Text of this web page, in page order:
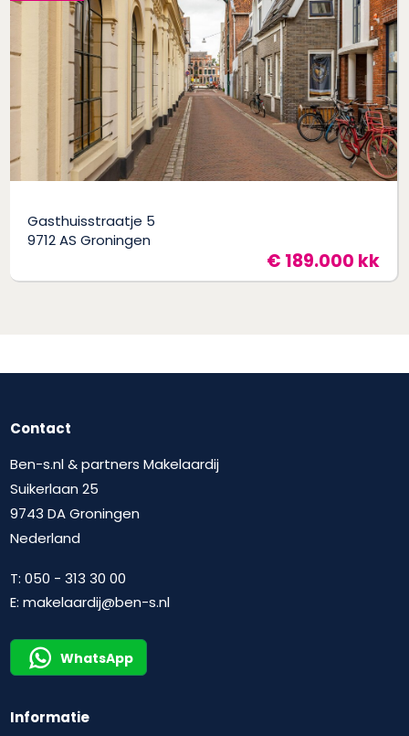
Gasthuisstraatje 5
9712 AS Groningen
€ 189.000 kk
Contact
Ben-s.nl & partners Makelaardij
Suikerlaan 25
9743 DA Groningen
Nederland
T:050 - 313 30 00
E:makelaardij@ben-s.nl
WhatsApp
Informatie